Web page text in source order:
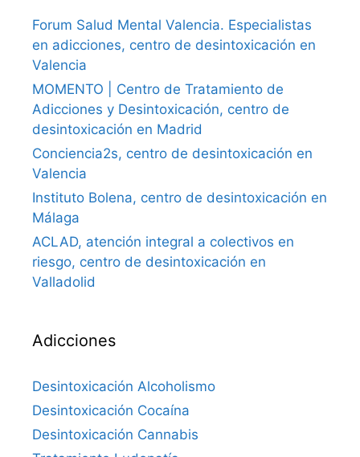
Forum Salud Mental Valencia. Especialistas
en adicciones, centro de desintoxicación en
Valencia
MOMENTO | Centro de Tratamiento de
Adicciones y Desintoxicación, centro de
desintoxicación en Madrid
Conciencia2s, centro de desintoxicación en
Valencia
Instituto Bolena, centro de desintoxicación en
Málaga
ACLAD, atención integral a colectivos en
riesgo, centro de desintoxicación en
Valladolid
Adicciones
Desintoxicación Alcoholismo
Desintoxicación Cocaína
Desintoxicación Cannabis